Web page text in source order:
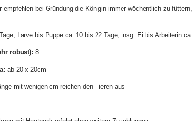
bei Gründung die Königin immer wöchentlich zu
Larve bis Puppe ca. 10 bis 22 Tage, insg. Ei bis Arbeiterin ca.
robust): 8
ab 20 x 20cm
mit wenigen cm reichen den Tieren aus